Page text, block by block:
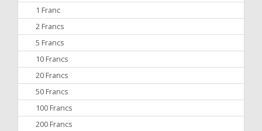
1 Franc
2 Francs
5 Francs
10 Francs
20 Francs
50 Francs
100 Francs
200 Francs